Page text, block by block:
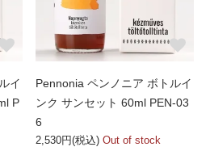
イ
P
Pennonia ペンノニア ボトルイ
ンク サンセット 60ml PEN-03
6
2,530円(税込) Out of stock